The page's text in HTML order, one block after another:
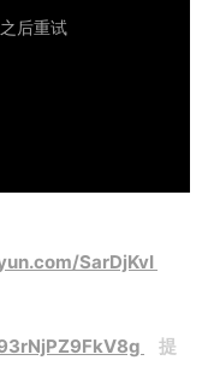
SarDjKvI
提